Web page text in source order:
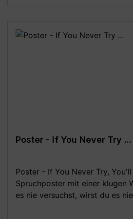
möglich!**
Poster - If You Never Try ...
Poster - If You Never Try, You'll
Spruchposter mit einer klugen
es nie versuchst, wirst du es nie